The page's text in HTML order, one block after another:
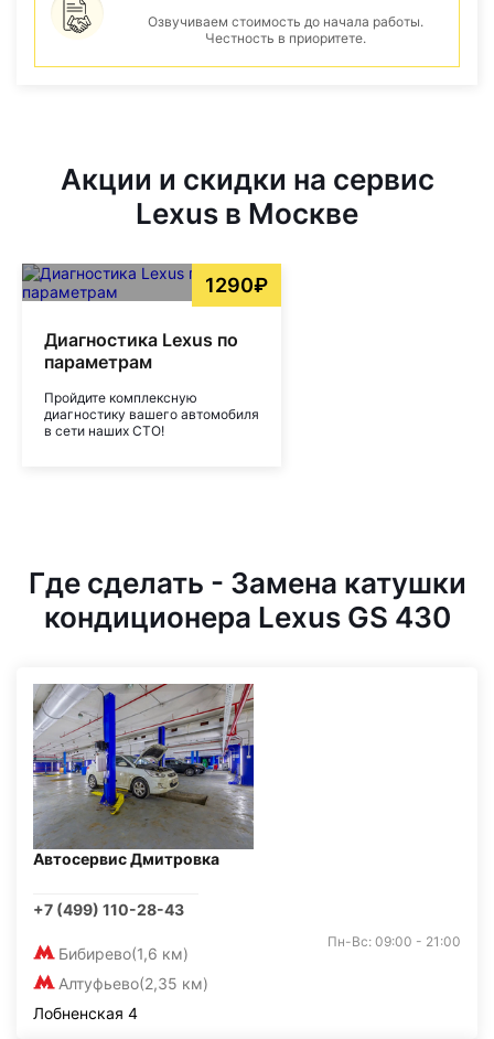
Озвучиваем стоимость до начала работы.
Честность в приоритете.
Акции и скидки на сервис
Lexus в Москве
1290₽
Диагностика Lexus по
параметрам
Пройдите комплексную
диагностику вашего автомобиля
в сети наших СТО!
Где сделать - Замена катушки
кондиционера Lexus GS 430
Автосервис Дмитровка
+7 (499) 110-28-43
Бибирево(1,6 км)
Алтуфьево(2,35 км)
Пн-Вс: 09:00 - 21:00
Лобненская 4